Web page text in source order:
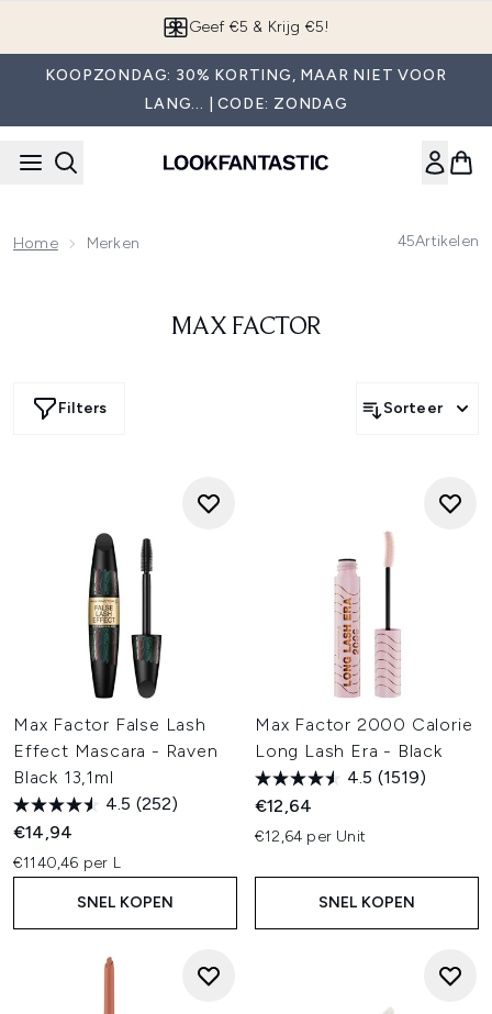
Geef €5 & Krijg €5!
KOOPZONDAG: 30% KORTING, MAAR NIET VOOR
LANG... | CODE: ZONDAG
Home Merken 45Artikelen
MAX FACTOR
Filters Sorteer
Max Factor False Lash
Effect Mascara - Raven
Black 13,1ml
4.5 (252)
€14,94
€1140,46 per L
SNEL KOPEN
Max Factor 2000 Calorie
Long Lash Era - Black
4.5 (1519)
€12,64
€12,64 per Unit
SNEL KOPEN